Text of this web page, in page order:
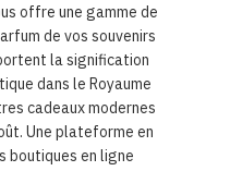
offre une gamme de
de vos souvenirs
la signification
dans le Royaume
cadeaux modernes
Une plateforme en
boutiques en ligne